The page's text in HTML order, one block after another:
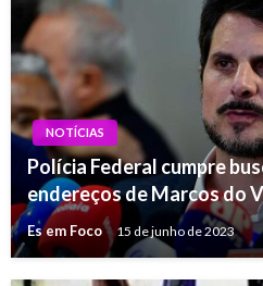
NOTÍCIAS
Polícia Federal cumpre
endereços de Marcos do
Es em Foco 15 de junho de 2023